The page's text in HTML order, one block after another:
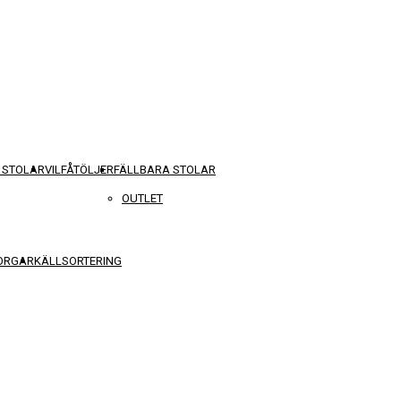
VILFÅTÖLJERFÄLLBARA STOLAR
KÄLLSORTERING
OUTLET